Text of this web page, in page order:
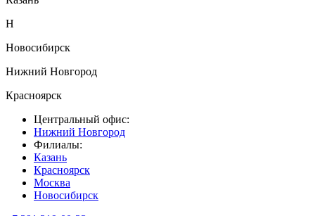
Н
Новосибирск
Нижний Новгород
Красноярск
Центральный офис:
Нижний Новгород
Филиалы:
Казань
Красноярск
Москва
Новосибирск